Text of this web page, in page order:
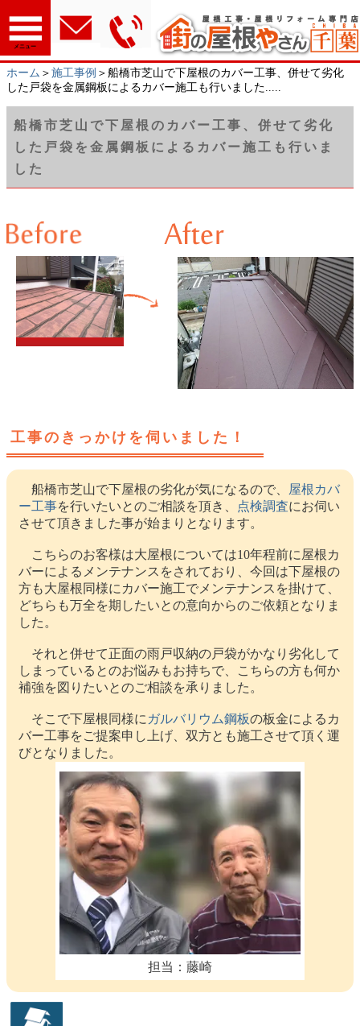
メニュー
ホーム ＞ 施工事例 ＞船橋市芝山で下屋根のカバー工事、併せて劣化
した戸袋を金属鋼板によるカバー施工も行いました.....
船橋市芝山で下屋根のカバー工事、併せて劣化
した戸袋を金属鋼板によるカバー施工も行いま
した
工事のきっかけを伺いました！
船橋市芝山で下屋根の劣化が気になるので、
屋根カバ
ー工事を行いたいとのご相談を頂き、 点検調査にお伺い
させて頂きました事が始まりとなります。
こちらのお客様は大屋根については10年程前に屋根カ
バーによるメンテナンスをされており、今回は下屋根の
方も大屋根同様にカバー施工でメンテナンスを掛けて、
どちらも万全を期したいとの意向からのご依頼となりま
した。
それと併せて正面の雨戸収納の戸袋がかなり劣化して
しまっているとのお悩みもお持ちで、こちらの方も何か
補強を図りたいとのご相談を承りました。
そこで下屋根同様に ガルバリウム鋼板の板金によるカ
バー工事をご提案申し上げ、双方とも施工させて頂く運
びとなりました。
担当：藤崎